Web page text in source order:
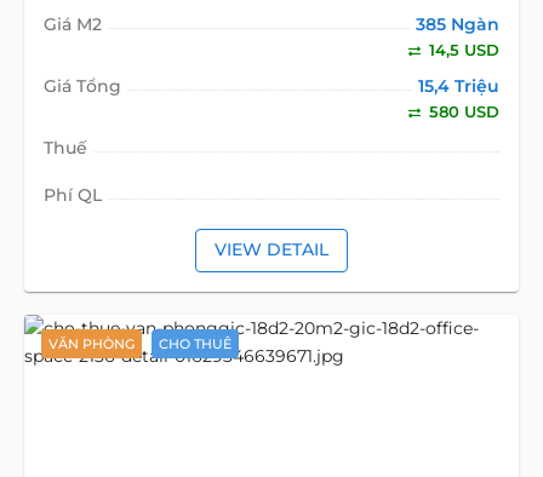
Giá M2
385 Ngàn
14,5 USD
Giá Tổng 15,4 Triệu
580 USD
Thuế
Phí QL
VIEW DETAIL
VĂN PHÒNG CHO THUÊ